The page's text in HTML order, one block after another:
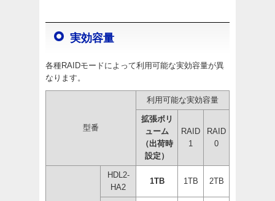
実効容量
各種RAIDモードによって利用可能な実効容量が異
なります。
型番
利用可能な実効容量
拡張ボリ
ューム
（出荷時
設定）
RAID
1
RAID
0
HDL2-
HA2
1TB 1TB 2TB